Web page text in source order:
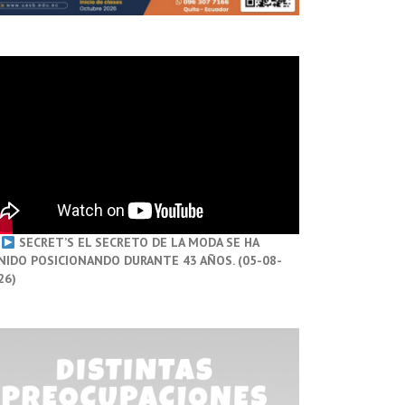
SECRET’S EL SECRETO DE LA MODA SE HA
POSICIONANDO DURANTE 43 AÑOS. (05-08-